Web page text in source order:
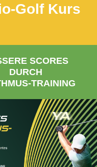
Golf Kurs
SCORES
DURCH
TRAINING